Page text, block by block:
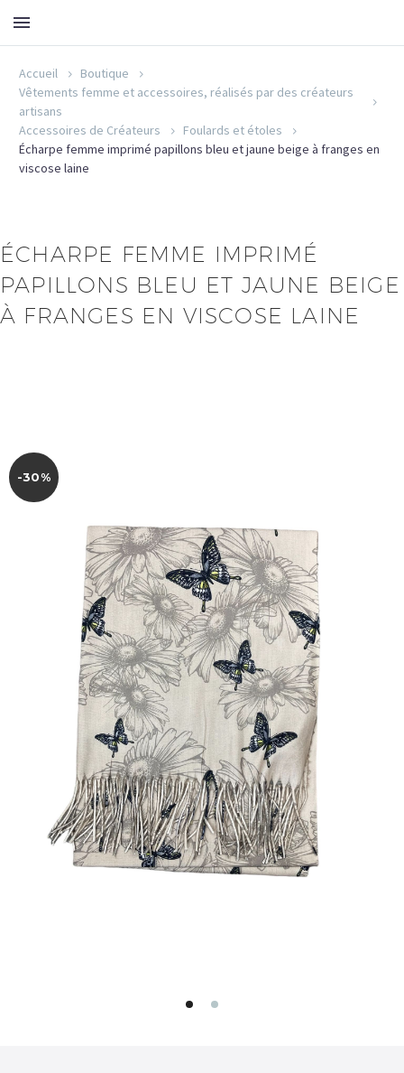
DEUTSCH
ENGLISH
Accueil
Boutique
Vêtements femme et accessoires, réalisés par des créateurs
artisans
Accessoires de Créateurs
Foulards et étoles
Écharpe femme imprimé papillons bleu et jaune beige à franges en
viscose laine
ÉCHARPE FEMME IMPRIMÉ
PAPILLONS BLEU ET JAUNE BEIGE
À FRANGES EN VISCOSE LAINE
-30%